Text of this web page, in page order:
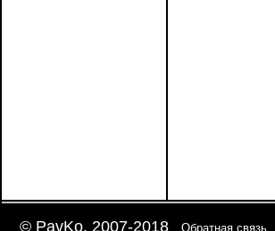
© PavKo, 2007-2018 Обратная связь